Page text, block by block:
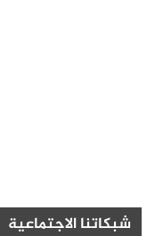
شبكاتنا الاجتماعية